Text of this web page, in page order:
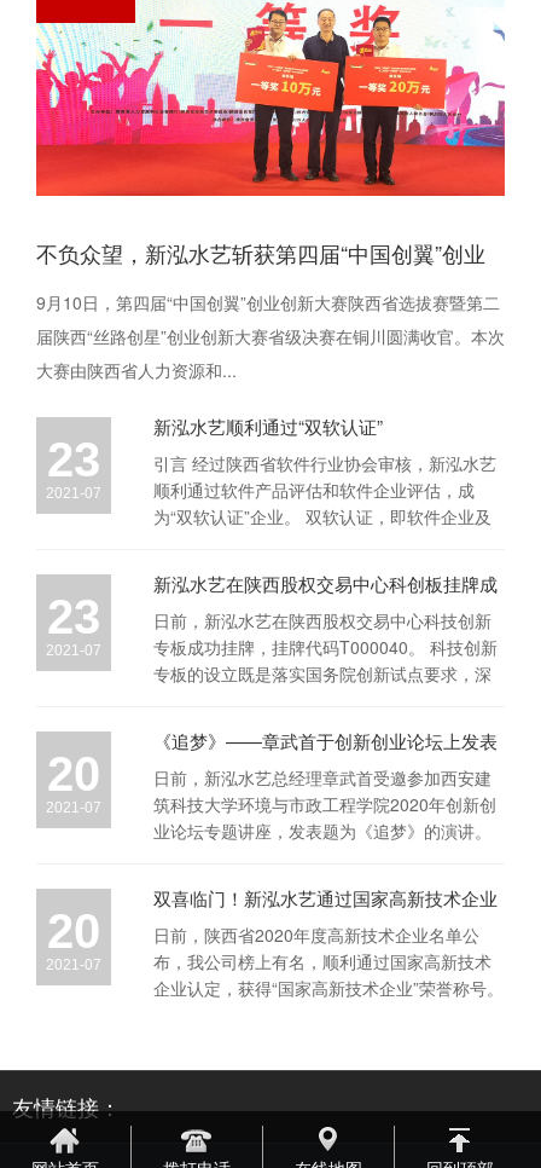
不负众望，新泓水艺斩获第四届“中国创翼”创业
创新大赛陕西省省级决赛头名！
9月10日，第四届“中国创翼”创业创新大赛陕西省选拔赛暨第二
届陕西“丝路创星”创业创新大赛省级决赛在铜川圆满收官。本次
大赛由陕西省人力资源和...
23
2021-07
新泓水艺顺利通过“双软认证”
引言 经过陕西省软件行业协会审核，新泓水艺
顺利通过软件产品评估和软件企业评估，成
为“双软认证”企业。 双软认证，即软件企业及
23
2021-07
新泓水艺在陕西股权交易中心科创板挂牌成
功
日前，新泓水艺在陕西股权交易中心科技创新
专板成功挂牌，挂牌代码T000040。 科技创新
专板的设立既是落实国务院创新试点要求，深
20
2021-07
《追梦》——章武首于创新创业论坛上发表
演讲
日前，新泓水艺总经理章武首受邀参加西安建
筑科技大学环境与市政工程学院2020年创新创
业论坛专题讲座，发表题为《追梦》的演讲。
20
2021-07
双喜临门！新泓水艺通过国家高新技术企业
和ISO9001体系认证
日前，陕西省2020年度高新技术企业名单公
布，我公司榜上有名，顺利通过国家高新技术
企业认定，获得“国家高新技术企业”荣誉称号。
友情链接：